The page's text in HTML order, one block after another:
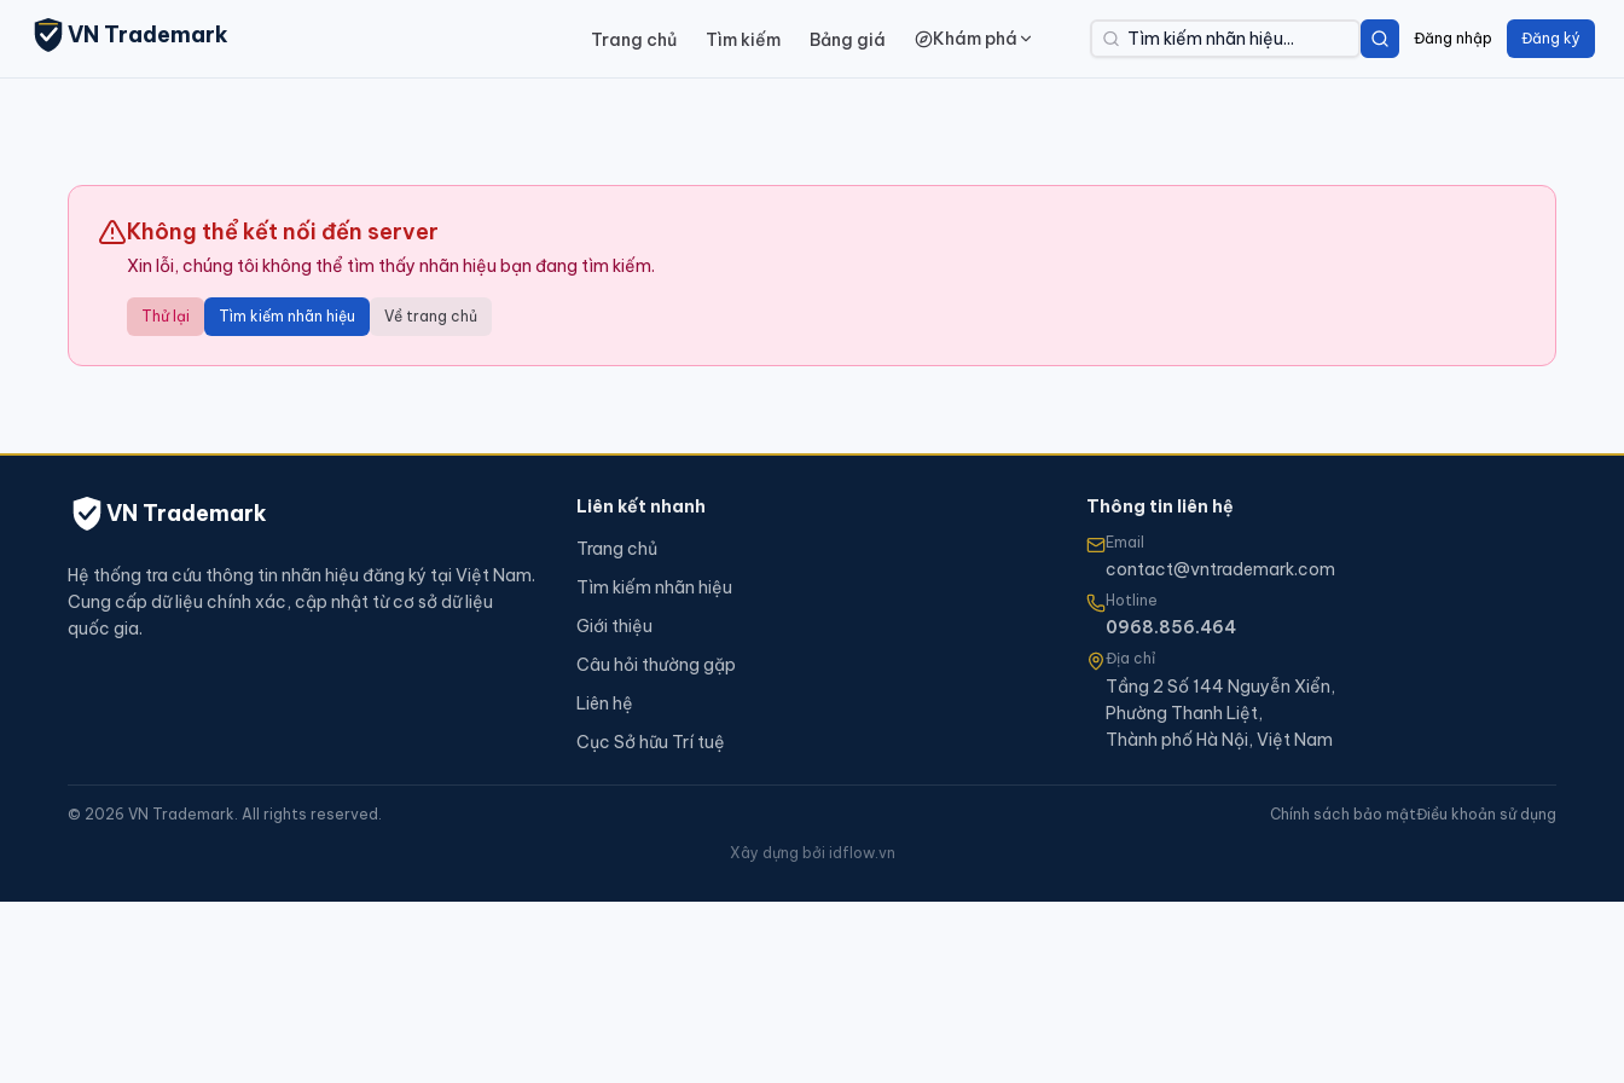
VN Trademark Trang chủ Tìm kiếm Bảng giá Khám phá Đăng nhập Đăng ký
Không thể kết nối đến server
Xin lỗi, chúng tôi không thể tìm thấy nhãn hiệu bạn đang tìm kiếm.
Thử lại Tìm kiếm nhãn hiệu Về trang chủ
VN Trademark
Hệ thống tra cứu thông tin nhãn hiệu đăng ký tại Việt Nam.
Cung cấp dữ liệu chính xác, cập nhật từ cơ sở dữ liệu
quốc gia.
Liên kết nhanh
Trang chủ
Tìm kiếm nhãn hiệu
Giới thiệu
Câu hỏi thường gặp
Liên hệ
Cục Sở hữu Trí tuệ
Thông tin liên hệ
Email
contact@vntrademark.com
Hotline
0968.856.464
Địa chỉ
Tầng 2 Số 144 Nguyễn Xiển,
Phường Thanh Liệt,
Thành phố Hà Nội, Việt Nam
© 2026 VN Trademark. All rights reserved. Chính sách bảo mậtĐiều khoản sử dụng
Xây dựng bởi idflow.vn